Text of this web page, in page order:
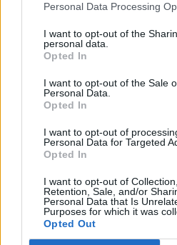
Personal Data Processing
I want to opt-out of the
personal data.
Opted In
I want to opt-out of the Sale
Personal Data.
Opted In
I want to opt-out of
Personal Data for Targeted
Opted In
I want to opt-out of
Retention, Sale, and/or
Personal Data that Is
Purposes for which it was
Opted Out
Arhiva sondajelor
ad